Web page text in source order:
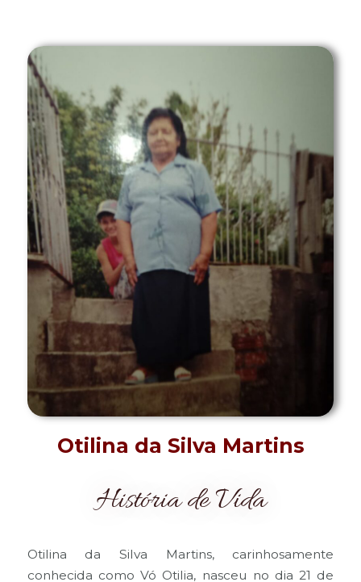
Otilina da Silva Martins
História de Vida
Otilina da Silva Martins, carinhosamente
conhecida como Vó Otilia, nasceu no dia 21 de